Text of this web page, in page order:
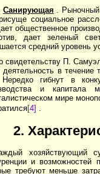
Санирующая
.
социальное
общественное
дает зеленый
средний уровень
свидетельству П.
в течение
гибнут в
и
мире
[4]
2.
хозяйствующий
и возможностей
требуют меньше